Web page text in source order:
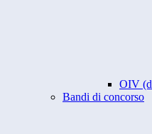
OIV
Bandi di concorso